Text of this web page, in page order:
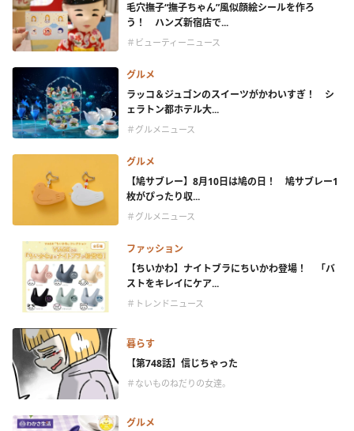
毛穴撫子“撫子ちゃん”風似顔絵シールを作ろ
う！ ハンズ新宿店で...
＃ビューティーニュース
グルメ
ラッコ＆ジュゴンのスイーツがかわいすぎ！ シ
ェラトン都ホテル大...
＃グルメニュース
グルメ
【鳩サブレー】8月10日は鳩の日！ 鳩サブレー1
枚がぴったり収...
＃グルメニュース
ファッション
【ちいかわ】ナイトブラにちいかわ登場！ 「バ
ストをキレイにケア...
＃トレンドニュース
暮らす
【第748話】信じちゃった
＃ないものねだりの女達。
グルメ